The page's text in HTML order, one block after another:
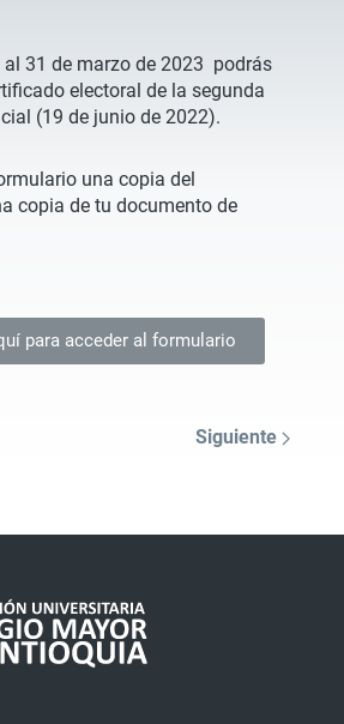
al 31 de marzo de 2023 podrás
electoral de la segunda
(19 de junio de 2022).
una copia del
copia de tu documento de
para acceder al formulario
Siguiente